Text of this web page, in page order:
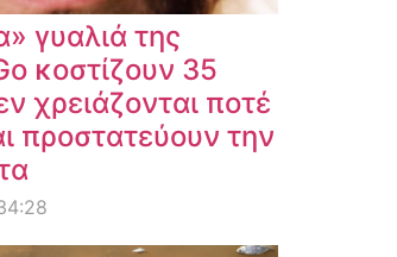
γυαλιά της
κοστίζουν 35
χρειάζονται ποτέ
προστατεύουν την